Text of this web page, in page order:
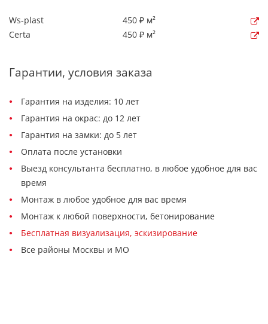
Ws-plast
450 ₽ м²
Certa
450 ₽ м²
Гарантии, условия заказа
Гарантия на изделия: 10 лет
Гарантия на окрас: до 12 лет
Гарантия на замки: до 5 лет
Оплата после установки
Выезд консультанта бесплатно, в любое удобное для вас
время
Монтаж в любое удобное для вас время
Монтаж к любой поверхности, бетонирование
Бесплатная визуализация, эскизирование
Все районы Москвы и МО